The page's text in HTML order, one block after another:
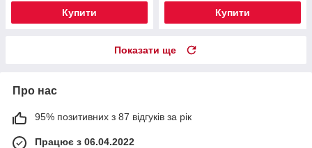
Купити Купити
Показати ще
Про нас
95% позитивних з 87 відгуків за рік
Працює з 06.04.2022